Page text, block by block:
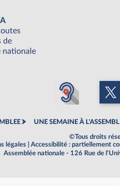
de
nationale
UNE SEMAINE À
©Tous droits
légales
Accessibilité : partiellement
Assemblée nationale - 126 Rue de